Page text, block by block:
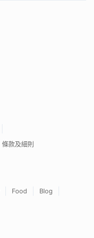
條款及細則
Food
Blog